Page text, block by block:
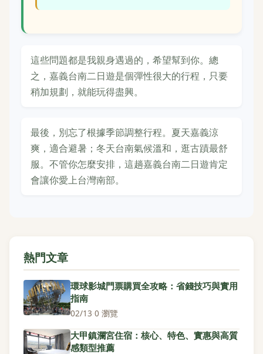
這些問題都是我親身遇過的，希望幫到你。總
之，嘉義台南二日遊是個彈性很大的行程，只要
稍加規劃，就能玩得盡興。
最後，別忘了根據季節調整行程。夏天嘉義涼
爽，適合避暑；冬天台南氣候溫和，逛古蹟最舒
服。不管你怎麼安排，這趟嘉義台南二日遊肯定
會讓你愛上台灣南部。
熱門文章
環球影城門票購買全攻略：省錢技巧與實用
指南
02/13·0 瀏覽
大甲鎮瀾宮住宿：核心、特色、實惠與高質
感類型推薦